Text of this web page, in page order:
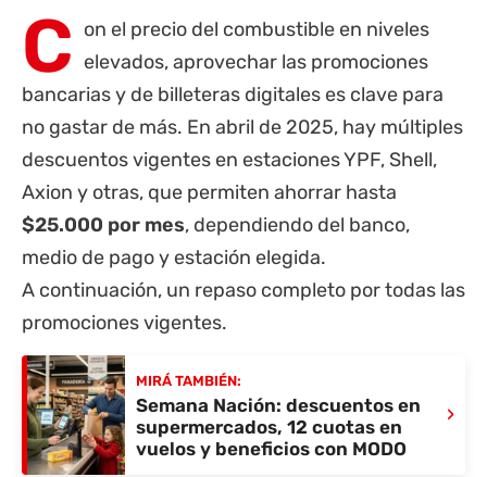
C on el precio del combustible en niveles
elevados, aprovechar las promociones
bancarias y de billeteras digitales es clave para
no gastar de más. En abril de 2025, hay múltiples
descuentos vigentes en estaciones YPF, Shell,
Axion y otras, que permiten ahorrar hasta
$25.000 por mes, dependiendo del banco,
medio de pago y estación elegida.
A continuación, un repaso completo por todas las
promociones vigentes.
MIRÁ TAMBIÉN:
Semana Nación: descuentos en
supermercados, 12 cuotas en
vuelos y beneficios con MODO
›